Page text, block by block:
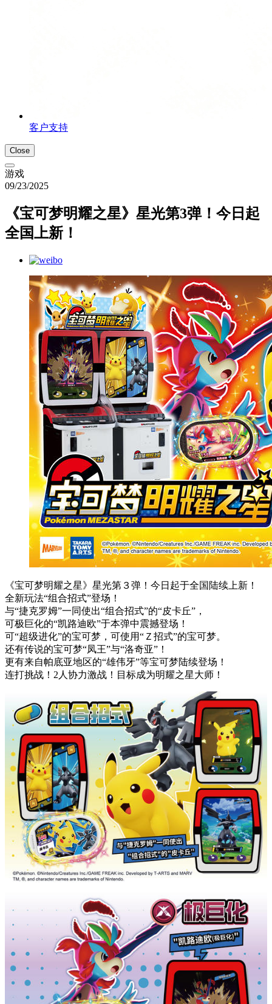
客户支持
Close
游戏
09/23/2025
《宝可梦明耀之星》星光第3弹！今日起
全国上新！
《宝可梦明耀之星》星光第３弹！今日起于全国陆续上新！
全新玩法“组合招式”登场！
与“捷克罗姆”一同使出“组合招式”的“皮卡丘”，
可极巨化的“凯路迪欧”于本弹中震撼登场！
可“超级进化”的宝可梦，可使用“Ｚ招式”的宝可梦。
还有传说的宝可梦“凤王”与“洛奇亚”！
更有来自帕底亚地区的“雄伟牙”等宝可梦陆续登场！
连打挑战！2人协力激战！目标成为明耀之星大师！